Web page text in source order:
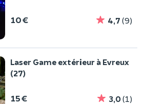
10 € 4,7 (9)
Laser Game extérieur à Evreux
(27)
15 € 3,0(1)